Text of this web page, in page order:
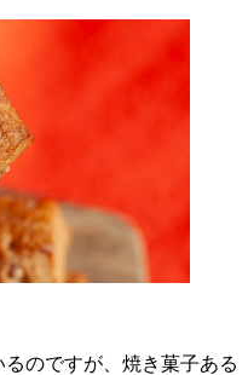
のですが、焼き菓子ある